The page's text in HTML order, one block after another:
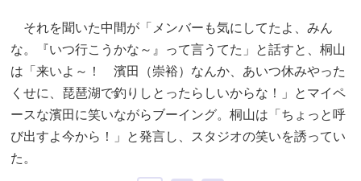
それを聞いた中間が「メンバーも気にしてたよ、みん
な。『いつ行こうかな～』って言うてた」と話すと、桐山
は「来いよ～！ 濱田（崇裕）なんか、あいつ休みやった
くせに、琵琶湖で釣りしとったらしいからな！」とマイペ
ースな濱田に笑いながらブーイング。桐山は「ちょっと呼
び出すよ今から！」と発言し、スタジオの笑いを誘ってい
た。